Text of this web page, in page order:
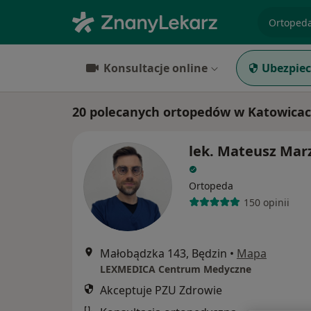
Konsultacje online
20 polecanych ortopedów w
lek. Mateusz
Ortopeda
150 opinii
Małobądzka 143, Będzin • Mapa
LEXMEDICA Centrum Medyczne
Akceptuje PZU Zdrowie